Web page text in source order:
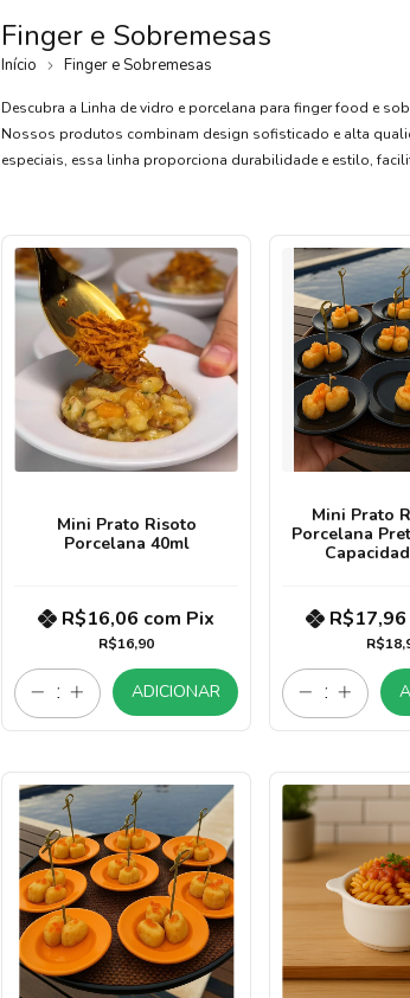
Finger e Sobremesas
Início Finger e Sobremesas
Descubra a Linha de vidro e porcelana para finger food e
Nossos produtos combinam design sofisticado e alta
especiais, essa linha proporciona durabilidade e estilo,
Mini Prato Risoto
Porcelana 40ml
R$16,90
R$16,06 com Pix
ADICIONAR
Mini Prato
Porcelana
R$17,96